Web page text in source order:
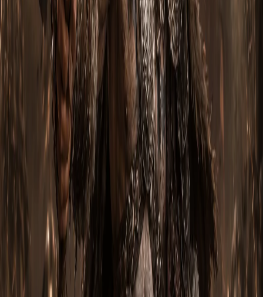
Грудь:
Бесконечный простор Инны
Голова:
Сияние Инны
Амулет:
Дух времени
Наручи:
Наручи силача
Левая рука:
Грозовой щит
Кольцо 1:
Перстень-око
Кольцо 2:
Кольцо королевской роскоши
Ступни:
Призрачные башмаки
Выпад капитана Кримсона
Пояс:
Шелковый кушак капитана Кримсона
ПОЛНЫЙ СПИСОК ВЕЩЕЙ ДЛЯ NINTENDO
SWITCH
Оружие:
Безудержный гнев Борна
Перчатки:
Захваты Инны